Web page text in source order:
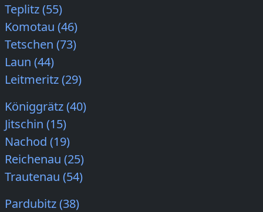
Teplitz (55)
Komotau (46)
Tetschen (73)
Laun (44)
Leitmeritz (29)
Königgrätz (40)
Jitschin (15)
Nachod (19)
Reichenau (25)
Trautenau (54)
Pardubitz (38)